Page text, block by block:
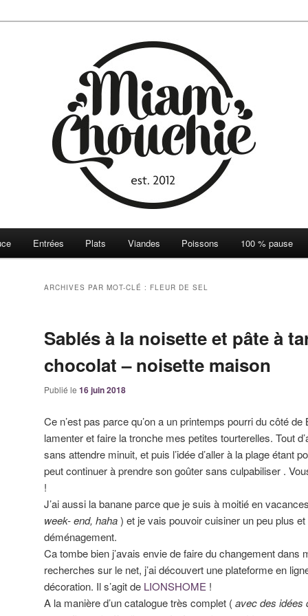
Entrées Plats Viandes Poissons 100 % pause
ARCHIVES PAR MOT-CLÉ : FLEUR DE SEL
Sablés à la noisette et pâte à
chocolat – noisette maison
Publié le 16 juin 2018
Ce n’est pas parce qu’on a un printemps pourri du côté de
lamenter et faire la tronche mes petites tourterelles. Tout
sans attendre minuit, et puis l’idée d’aller à la plage étant
peut continuer à prendre son goûter sans culpabiliser .
!
J’ai aussi la banane parce que je suis à moitié en
week- end, haha) et je vais pouvoir cuisiner un peu plus
déménagement.
Ca tombe bien j’avais envie de faire du changement dans
recherches sur le net, j’ai découvert une plateforme en
décoration. Il s’agit de LIONSHOME !
A la manière d’un catalogue très complet (avec des idées